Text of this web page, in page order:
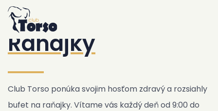
Ubytovanie
Rezort
Bazén a Jacuzzi
Raňajky
Bar a Bistro
Záhrada a Vonkajšie priestory
Fitness a Sauna
Home
Raňajky
Club Torso ponúka svojim hosťom zdravý a rozsiahly
bufet na raňajky. Vítame vás každý deň od 9:00 do